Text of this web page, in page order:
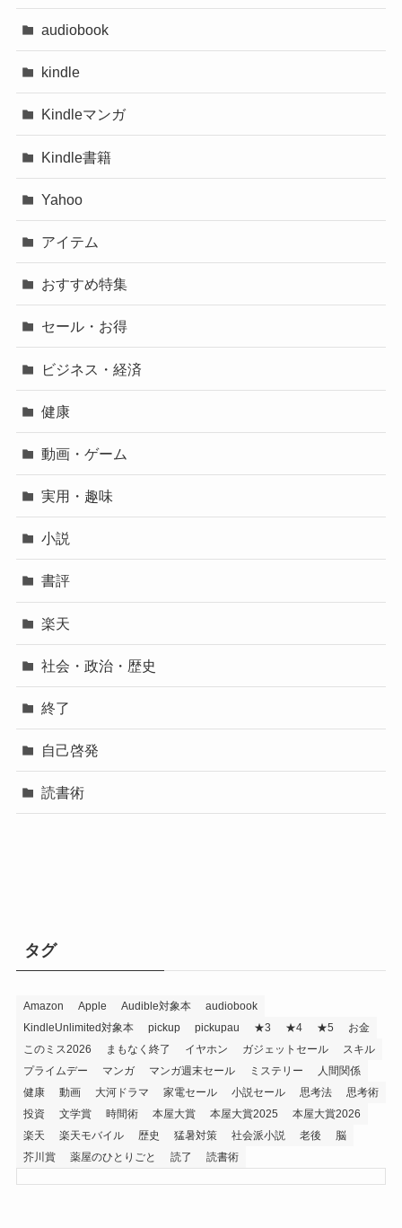
audiobook
kindle
Kindleマンガ
Kindle書籍
Yahoo
アイテム
おすすめ特集
セール・お得
ビジネス・経済
健康
動画・ゲーム
実用・趣味
小説
書評
楽天
社会・政治・歴史
終了
自己啓発
読書術
タグ
Amazon Apple Audible対象本
audiobook
KindleUnlimited対象本
pickup pickupau ★3 ★4 ★5
お金
このミス2026
まもなく終了 イヤホン ガジェットセール
スキル
プライムデー
マンガ マンガ週末セール ミステリー
人間関係
健康
動画 大河ドラマ 家電セール 小説セール 思考法
思考術
投資
文学賞 時間術 本屋大賞 本屋大賞2025
本屋大賞2026
楽天
楽天モバイル 歴史 猛暑対策 社会派小説 老後
脳
芥川賞
薬屋のひとりごと 読了 読書術